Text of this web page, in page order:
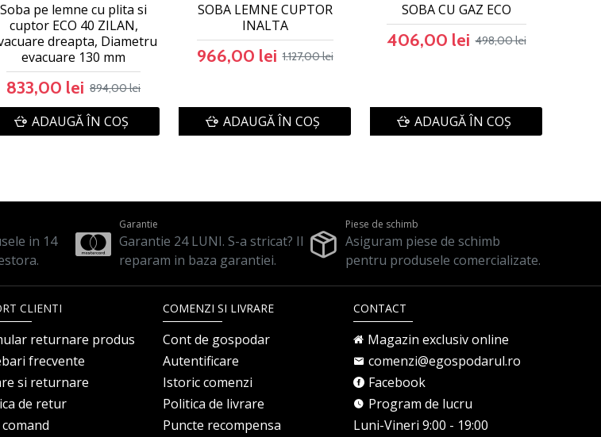
Soba pe lemne cu plita si
cuptor ECO 40 ZILAN,
dreapta, Diametru
evacuare 130 mm
833,00 lei 894,00 lei
ADAUGĂ ÎN COŞ
SOBA LEMNE CUPTOR
INALTA
966,00 lei 1.127,00 lei
ADAUGĂ ÎN COŞ
SOBA CU GAZ ECO
406,00 lei 498,00 lei
ADAUGĂ ÎN COŞ
in 14
Garantie
Garantie 24 LUNI. S-a stricat? Il
reparam in baza garantiei.
Piese de schimb
Asiguram piese de schimb
pentru produsele comercializate.
CLIENTI
returnare produs
frecvente
si returnare
de retur
COMENZI SI LIVRARE
Cont de gospodar
Autentificare
Istoric comenzi
Politica de livrare
Puncte recompensa
CONTACT
Magazin exclusiv online
comenzi@egospodarul.ro
Facebook
Program de lucru
Luni-Vineri 9:00 - 19:00